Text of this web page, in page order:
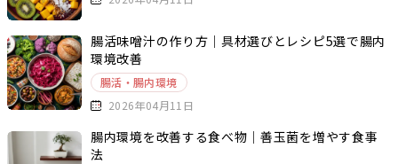
腸活味噌汁の作り方｜具材選びとレシピ5選で腸内
環境改善
腸活・腸内環境
2026年04月11日
腸内環境を改善する食べ物｜善玉菌を増やす食事
法